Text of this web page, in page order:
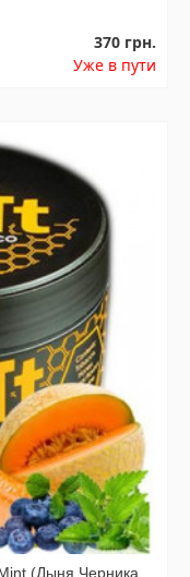
370 грн.
Уже в пути
(Дыня Черника